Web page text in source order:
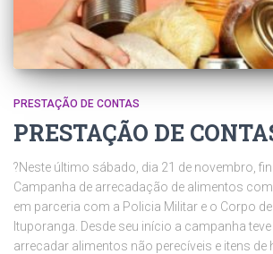
PRESTAÇÃO DE CONTAS
PRESTAÇÃO DE
?Neste último sábado, dia 21 de novembro,
Campanha de arrecadação de alimentos
em parceria com a Policia Militar e o Corpo
Ituporanga. Desde seu início a campanha
arrecadar alimentos não perecíveis e itens de